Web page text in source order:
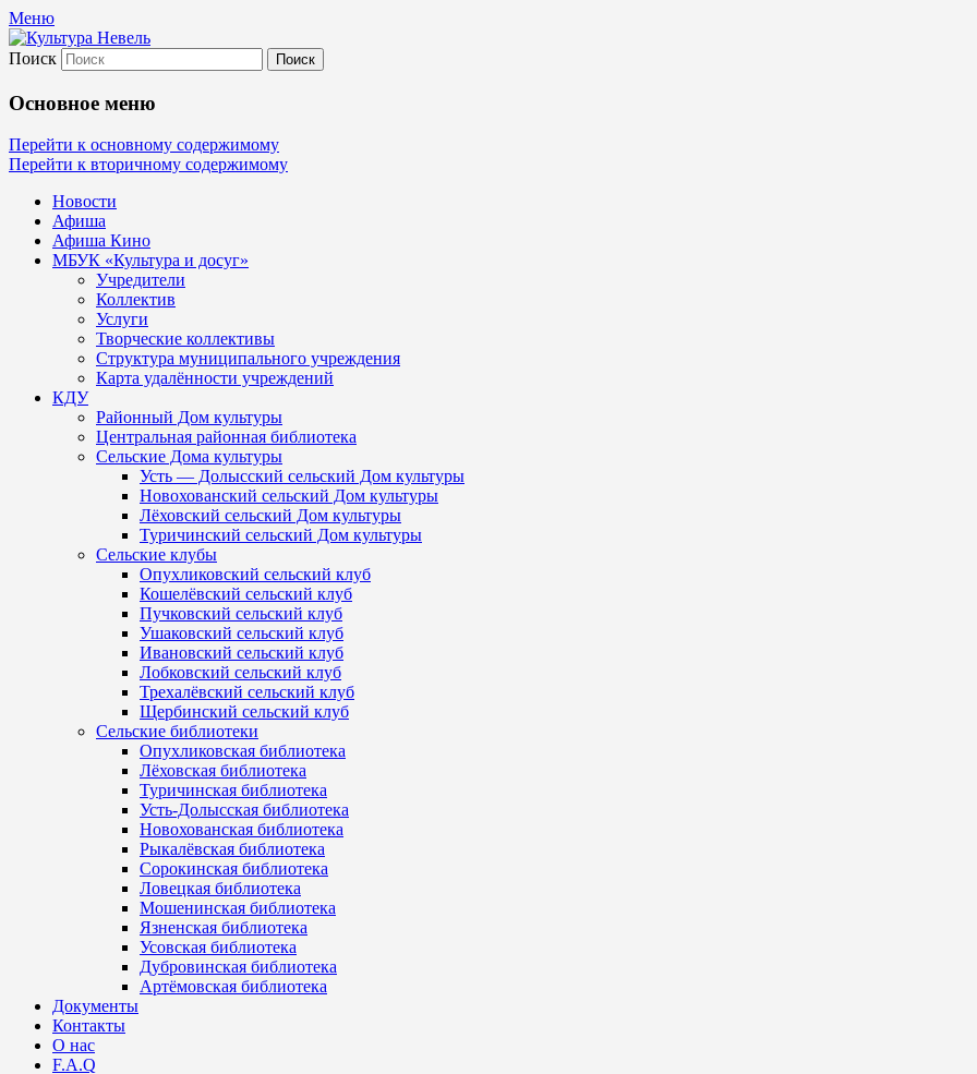
Меню
Культура Невель
МБУК Невельского района "Культура и досуг"
Поиск
Основное меню
Перейти к основному содержимому
Перейти к вторичному содержимому
Новости
Афиша
Афиша Кино
МБУК «Культура и досуг»
Учредители
Коллектив
Услуги
Творческие коллективы
Структура муниципального учреждения
Карта удалённости учреждений
КДУ
Районный Дом культуры
Центральная районная библиотека
Сельские Дома культуры
Усть — Долысский сельский Дом культуры
Новохованский сельский Дом культуры
Лёховский сельский Дом культуры
Туричинский сельский Дом культуры
Сельские клубы
Опухликовский сельский клуб
Кошелёвский сельский клуб
Пучковский сельский клуб
Ушаковский сельский клуб
Ивановский сельский клуб
Лобковский сельский клуб
Трехалёвский сельский клуб
Щербинский сельский клуб
Сельские библиотеки
Опухликовская библиотека
Лёховская библиотека
Туричинская библиотека
Усть-Долысская библиотека
Новохованская библиотека
Рыкалёвская библиотека
Сорокинская библиотека
Ловецкая библиотека
Мошенинская библиотека
Язненская библиотека
Усовская библиотека
Дубровинская библиотека
Артёмовская библиотека
Документы
Контакты
О нас
F.A.Q